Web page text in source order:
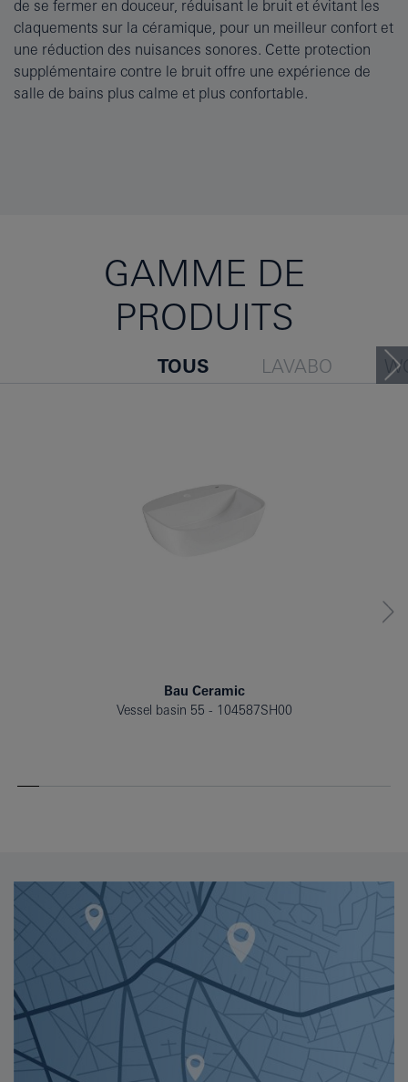
de se fermer en douceur, réduisant le bruit et évitant les
claquements sur la céramique, pour un meilleur confort et
une réduction des nuisances sonores. Cette protection
supplémentaire contre le bruit offre une expérience de
salle de bains plus calme et plus confortable.
GAMME DE
PRODUITS
TOUS LAVABO
Bau Ceramic
Vessel basin 55
104587SH00